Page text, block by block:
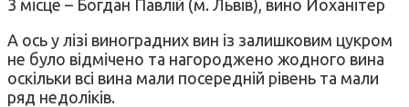
3 місце – Богдан Павлій (м. Львів), вино Йоханітер
А ось у лізі виноградних вин із залишковим цукром
не було відмічено та нагороджено жодного вина
оскільки всі вина мали посередній рівень та мали
ряд недоліків.